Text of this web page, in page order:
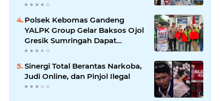
Polsek Kebomas Gandeng
YALPK Group Gelar Baksos Ojol
Gresik Sumringah Dapat
Sembako dan BBM Gratis
Sinergi Total Berantas Narkoba,
Judi Online, dan Pinjol Ilegal